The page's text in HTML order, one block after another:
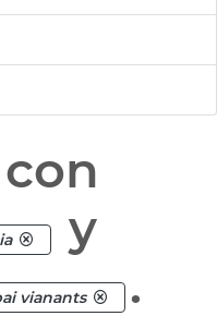
y
vianants .